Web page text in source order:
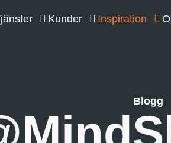
Kunder Inspiration
Blogg